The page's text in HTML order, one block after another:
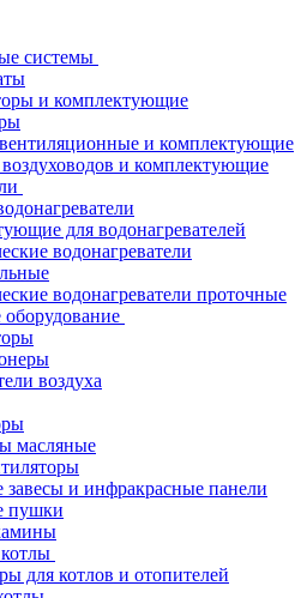
системы
и комплектующие
и комплектующие
и комплектующие
для водонагревателей
водонагреватели
водонагреватели проточные
воздуха
масляные
завесы и инфракрасные панели
пушки
для котлов и отопителей